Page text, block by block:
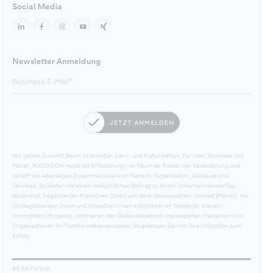
Social Media
Newsletter Anmeldung
JETZT ANMELDEN
Wir geben Zukunft Raum. In Arbeits-, Lern- und Kulturwelten. Für User, Business und
Planet. M.O.O.CON nutzt die Entwicklung von Raum als Treiber der Veränderung und
schafft ein lebendiges Zusammenspiel von Mensch, Organisation, Gebäude und
Services. So leisten wir einen maßgeblichen Beitrag zu Ihrem Unternehmenserfolg
(Business), begeisterten Menschen (User) und einer lebenswerten Umwelt (Planet). Als
Strategieberater:innen und Umsetzer:innen entwickeln wir Gebäude, steuern
(Immobilien-)Projekte, optimieren den Gebäudebetrieb und begleiten Menschen und
Organisationen im Transformationsprozess. So gelangen Sie von Ihrer Intention zum
Erfolg.
BERATUNG